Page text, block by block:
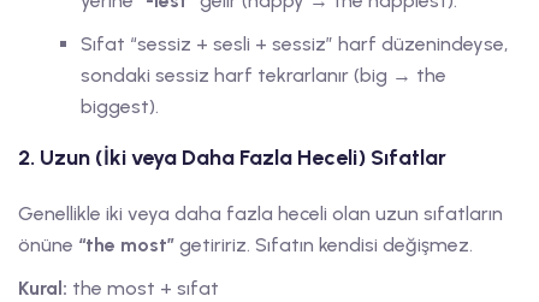
Sıfat “sessiz + sesli + sessiz” harf düzenindeyse,
sondaki sessiz harf tekrarlanır (big → the
biggest).
2. Uzun (İki veya Daha Fazla Heceli) Sıfatlar
Genellikle iki veya daha fazla heceli olan uzun sıfatların
önüne “the most” getiririz. Sıfatın kendisi değişmez.
Kural: the most + sıfat